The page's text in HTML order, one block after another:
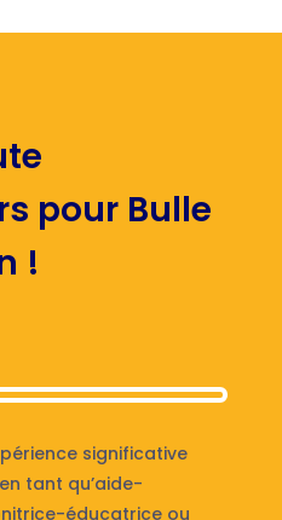
pour Bulle
!
significative
tant qu’aide-
éducatrice ou